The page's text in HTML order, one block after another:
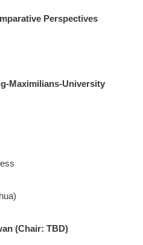
Perspectives
Maximilians-University
(Chair: TBD)